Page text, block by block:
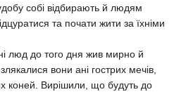
собі відбирають й людям
та почати жити за їхніми
люд до того дня жив мирно й
вони ані гострих мечів,
коней. Вирішили, що будуть до